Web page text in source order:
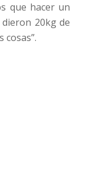
que hacer un
20kg de
cosas”.